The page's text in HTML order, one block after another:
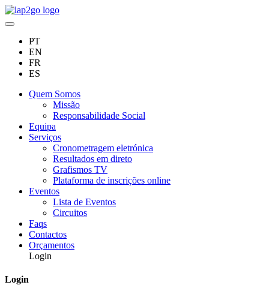
PT
EN
FR
ES
Quem Somos
Missão
Responsabilidade Social
Equipa
Serviços
Cronometragem eletrónica
Resultados em direto
Grafismos TV
Plataforma de inscrições online
Eventos
Lista de Eventos
Circuitos
Faqs
Contactos
Orçamentos
Login
Login